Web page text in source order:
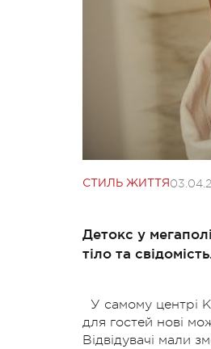
СТИЛЬ ЖИТТЯ
Детокс у
тіло та
У самому центрі
для гостей нові
Відвідувачі мали